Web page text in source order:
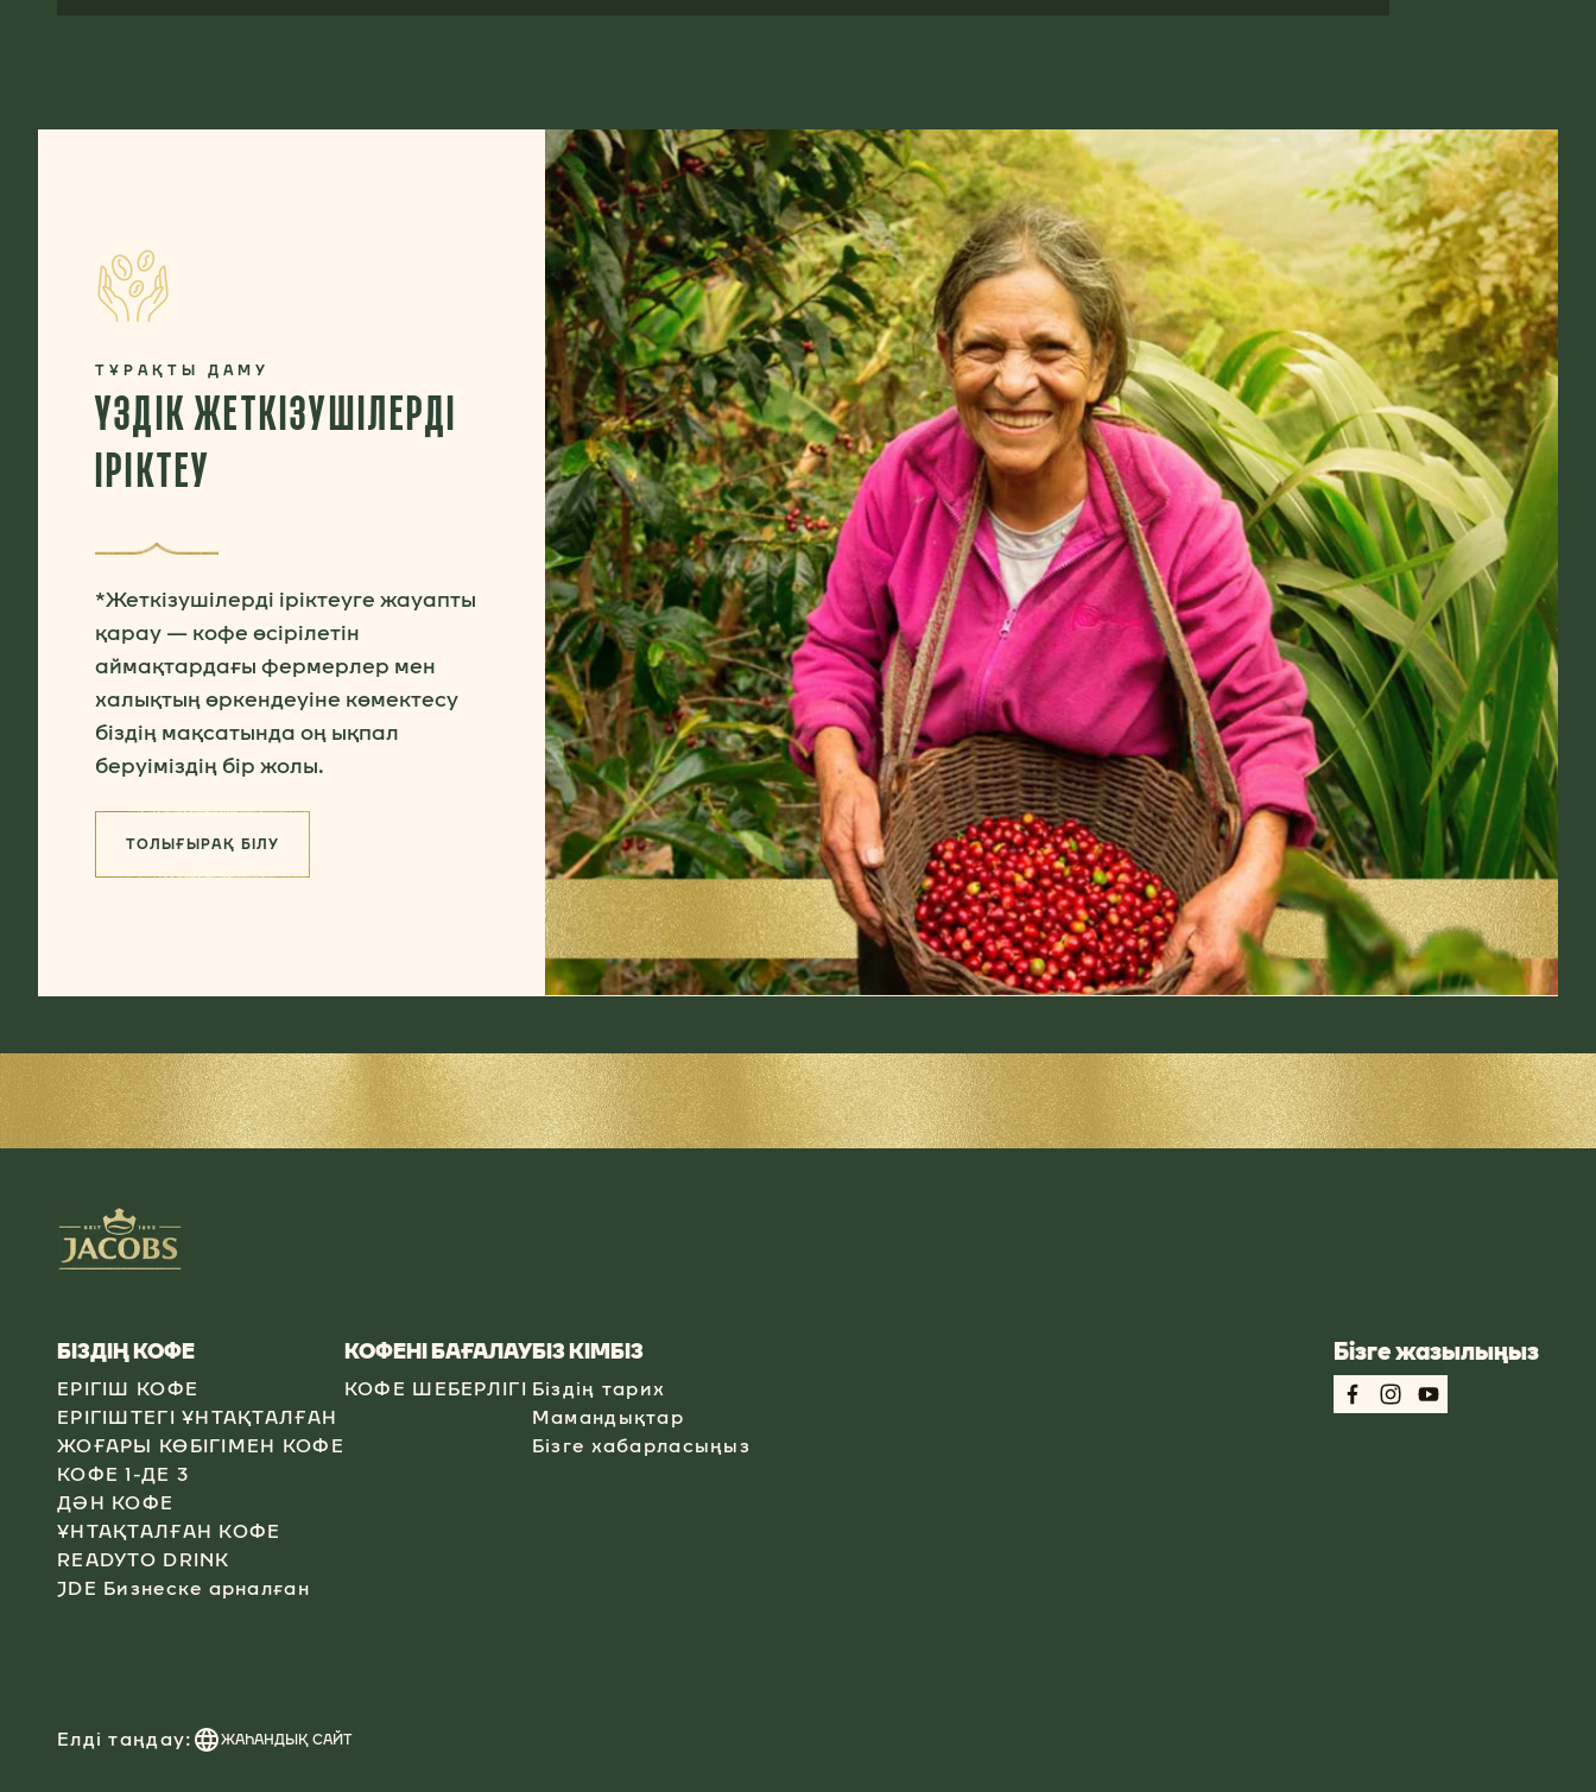
ТҰРАҚТЫ ДАМУ
ҮЗДІК ЖЕТКІЗУШІЛЕРДІ
ІРІКТЕУ
*Жеткізушілерді іріктеуге жауапты
қарау — кофе өсірілетін
аймақтардағы фермерлер мен
халықтың өркендеуіне көмектесу
біздің мақсатында оң ықпал
беруіміздің бір жолы.
ТОЛЫҒЫРАҚ БІЛУ
(ҮЗДІК ЖЕТКІЗУШІЛЕРДІ ІРІКТЕУ)
БІЗДІҢ КОФЕ
ЕРІГІШ КОФЕ
ЕРІГІШТЕГІ ҰНТАҚТАЛҒАН
ЖОҒАРЫ КӨБІГІМЕН КОФЕ
КОФЕ 1-ДЕ 3
ДӘН КОФЕ
ҰНТАҚТАЛҒАН КОФЕ
READYTO DRINK
JDE Бизнеске арналған
КОФЕНІ БАҒАЛАУ
КОФЕ ШЕБЕРЛІГІ
БІЗ КІМБІЗ
Біздің тарих
Мамандықтар
Бізге хабарласыңыз
Бізге жазылыңыз
Елді таңдау: ЖАҺАНДЫҚ САЙТ